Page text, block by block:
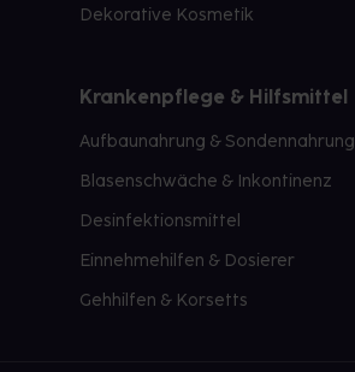
Dekorative Kosmetik
Krankenpflege & Hilfsmittel
Aufbaunahrung & Sondennahrung
Blasenschwäche & Inkontinenz
Desinfektionsmittel
Einnehmehilfen & Dosierer
Gehhilfen & Korsetts